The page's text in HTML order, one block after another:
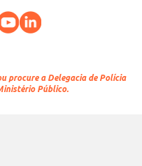
procure a Delegacia de Polícia
Público.